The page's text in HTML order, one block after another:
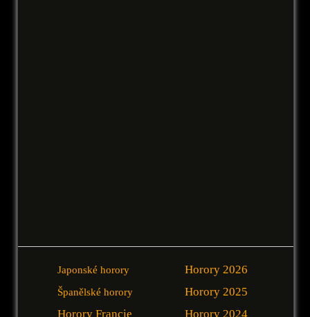
Japonské horory
Španělské horory
Horory Francie
Horory 2026
Horory 2025
Horory 2024